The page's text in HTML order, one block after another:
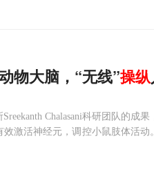
物大脑，“无线”操纵
Chalasani科研团队的成
激活神经元，调控小鼠肢体活动